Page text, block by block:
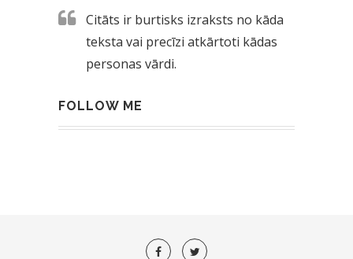
Citāts ir burtisks izraksts no kāda
teksta vai precīzi atkārtoti kādas
personas vārdi.
FOLLOW ME